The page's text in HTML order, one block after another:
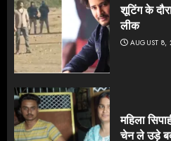
शूटिंग के
लीक
AUGUST 8,
महिला
चेन ले उड़े